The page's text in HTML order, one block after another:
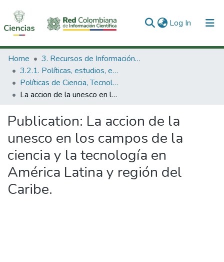
Log In (current)
Communities & Collections
All of DSpace
Statistics
Home
3. Recursos de Información Científica y Tecnológica
3.2.1. Políticas, estudios, evaluaciones e indicadores de CTeI
Políticas de Ciencia, Tecnología e Innovación
La accion de la unesco en los campos de la ciencia y la tecnología en América Latina y región del Caribe.
Publication: La accion de la
unesco en los campos de la
ciencia y la tecnología en
América Latina y región del
Caribe.